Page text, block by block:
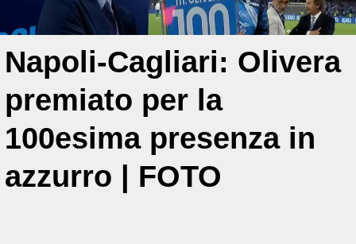
Napoli-Cagliari: Olivera
premiato per la
100esima presenza in
azzurro | FOTO